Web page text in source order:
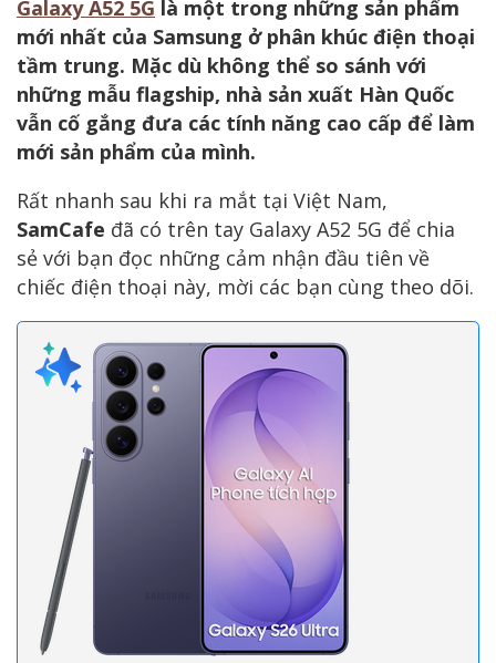
Galaxy A52 5G là một trong những sản phẩm
mới nhất của Samsung ở phân khúc điện thoại
tầm trung. Mặc dù không thể so sánh với
những mẫu flagship, nhà sản xuất Hàn Quốc
vẫn cố gắng đưa các tính năng cao cấp để làm
mới sản phẩm của mình.
Rất nhanh sau khi ra mắt tại Việt Nam,
SamCafe đã có trên tay Galaxy A52 5G để chia
sẻ với bạn đọc những cảm nhận đầu tiên về
chiếc điện thoại này, mời các bạn cùng theo dõi.